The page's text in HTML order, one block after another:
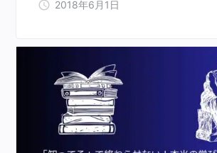
2018年6月1日